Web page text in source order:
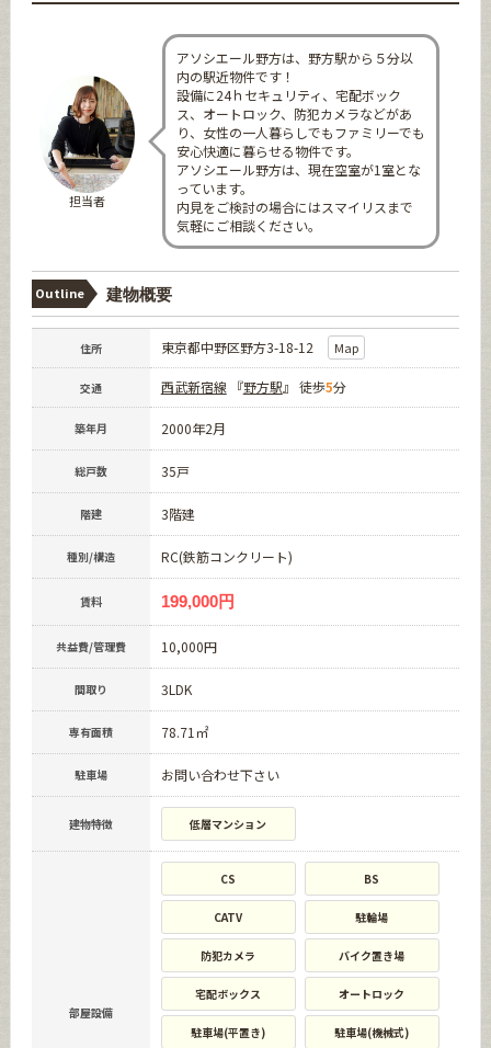
担当者
アソシエール野方は、野方駅から５分以
内の駅近物件です！
設備に24ｈセキュリティ、宅配ボック
ス、オートロック、防犯カメラなどがあ
り、女性の一人暮らしでもファミリーでも
安心快適に暮らせる物件です。
アソシエール野方は、現在空室が1室とな
っています。
内見をご検討の場合にはスマイリスまで
気軽にご相談ください。
Outline 建物概要
住所 東京都中野区野方3-18-12 Map
交通 西武新宿線『野方駅』 徒歩5分
築年月 2000年2月
総戸数 35戸
階建 3階建
種別/構造 RC(鉄筋コンクリート)
賃料 199,000円
共益費/管理費 10,000円
間取り 3LDK
専有面積 78.71㎡
駐車場 お問い合わせ下さい
建物特徴 低層マンション
部屋設備
CS BS
CATV 駐輪場
防犯カメラ バイク置き場
宅配ボックス オートロック
駐車場(平置き) 駐車場(機械式)